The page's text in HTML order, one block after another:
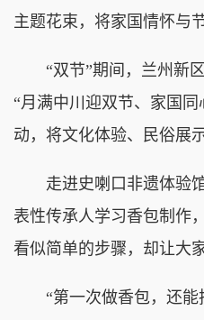
主题花束，将家国情怀与
“双节”期间，兰州新区
“月满中川迎双节、家国
动，将文化体验、民俗展
走进史喇口非遗体验馆
表性传承人学习香包制
看似简单的步骤，却让大
“第一次做香包，还能